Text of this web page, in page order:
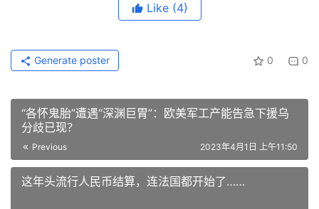
Like (4)
0 0
Generate poster
“各怀鬼胎”遭遇“深渊巨胃”：欧美军工产能告急下援乌
分歧已现？
Previous 2023年4月1日 上午11:50
这年头流行人民币结算，连法国都开始了……